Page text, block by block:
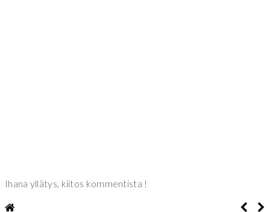
Ihana yllätys, kiitos kommentista !